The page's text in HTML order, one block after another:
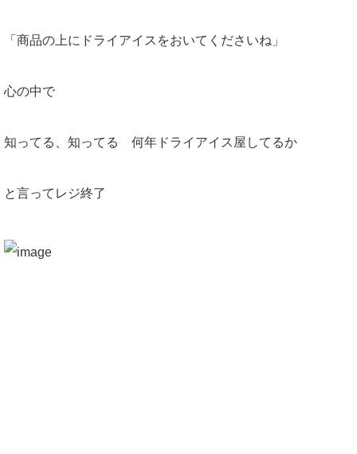
「商品の上にドライアイスをおいてくださいね」
心の中で
知ってる、知ってる 何年ドライアイス屋してるか
と言ってレジ終了